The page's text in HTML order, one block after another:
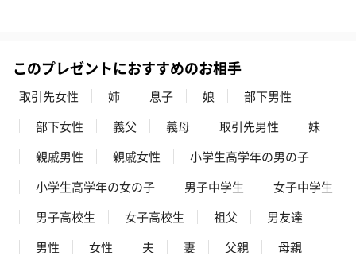
このプレゼントにおすすめのお相手
取引先女性 姉 息子 娘
部下男性
部下女性
義父 義母 取引先男性
妹
親戚男性
親戚女性
小学生高学年の男の子
小学生高学年の女の子
男子中学生
女子中学生
男子高校生
女子高校生 祖父
男友達
男性
女性 夫 妻 父親
母親